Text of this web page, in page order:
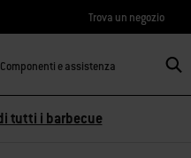
Trova un negozio
Componenti e assistenza
tutti i barbecue